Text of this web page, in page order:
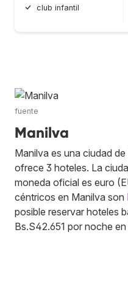
club infantil
fuente
Manilva
Manilva es una ciudad
ofrece 3 hoteles. La
moneda oficial es euro
céntricos en Manilva son
posible reservar hoteles
Bs.S42.651 por noche